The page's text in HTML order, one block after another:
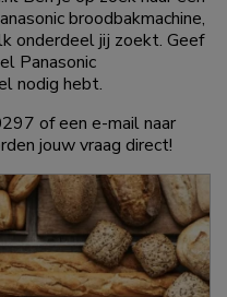
broodbakmachine,
onderdeel jij zoekt. Geef
Panasonic
nodig hebt.
of een e-mail naar
jouw vraag direct!